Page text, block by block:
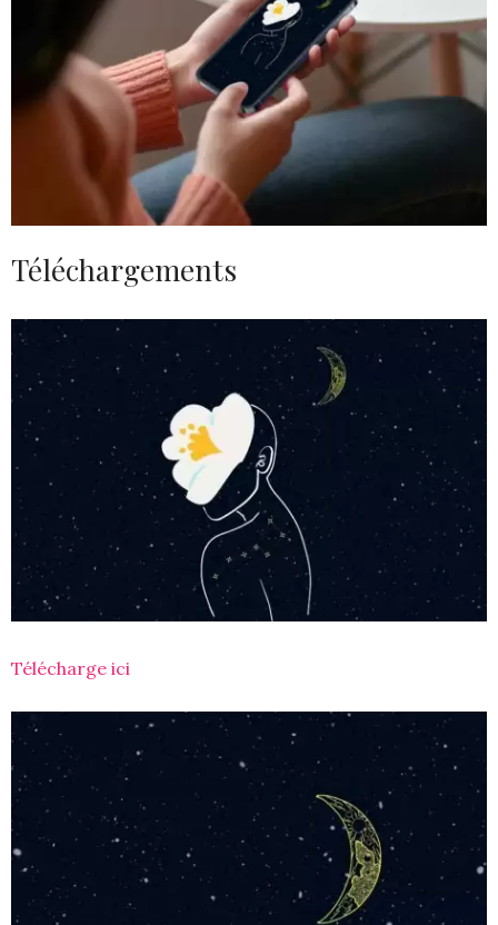
Téléchargements
Télécharge ici